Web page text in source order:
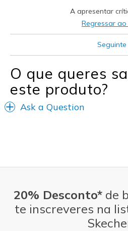
A apresentar
Regressar
Seguinte
O que queres
este produto?
Ask a Question
20% Desconto*de
te inscreveres na